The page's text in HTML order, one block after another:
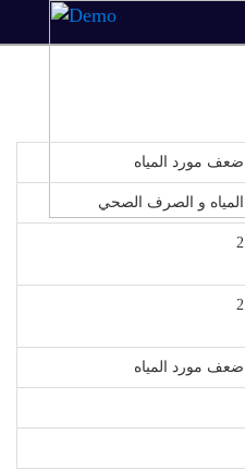
ضعف مورد المياه
المياه و الصرف الصحي
2
2
ضعف مورد المياه